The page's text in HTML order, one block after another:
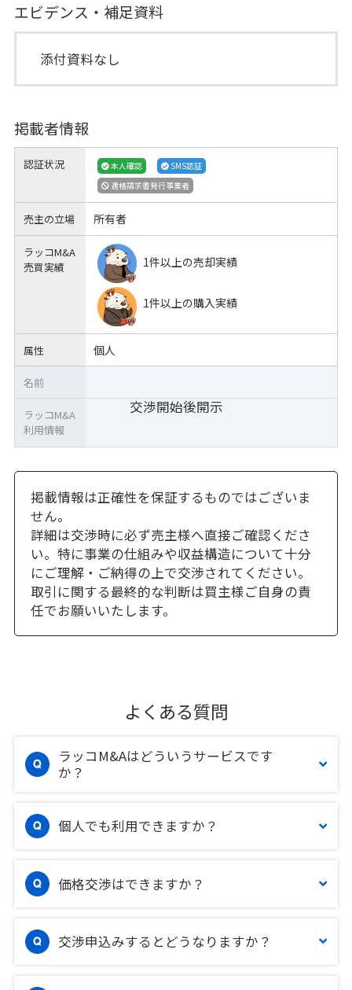
エビデンス・補足資料
添付資料なし
掲載者情報
認証状況 本人確認
SMS認証
適格請求書発行事業者
売主の立場 所有者
ラッコM&A
売買実績
1件以上の売却実績
1件以上の購入実績
属性 個人
交渉開始後開示
名前
ラッコM&A
利用情報
掲載情報は正確性を保証するものではございま
せん。
詳細は交渉時に必ず売主様へ直接ご確認くださ
い。特に事業の仕組みや収益構造について十分
にご理解・ご納得の上で交渉されてください。
取引に関する最終的な判断は買主様ご自身の責
任でお願いいたします。
よくある質問
ラッコM&Aはどういうサービスです
か？
個人でも利用できますか？
価格交渉はできますか？
交渉申込みするとどうなりますか？